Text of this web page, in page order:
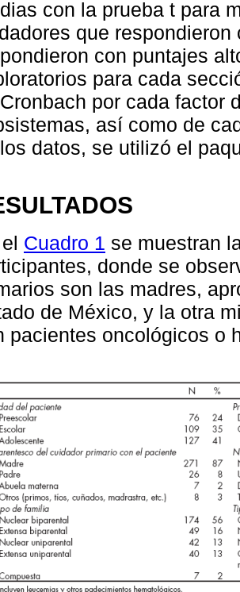
con la prueba t para
que
con puntajes
para cada
por cada factor
así como de
datos, se utilizó el
Cuadro 1 se muestran
donde se
son las madres,
de México, y la otra
pacientes oncológicos o